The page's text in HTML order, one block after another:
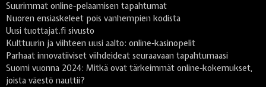
Suurimmat online-pelaamisen tapahtumat
Nuoren ensiaskeleet pois vanhempien kodista
Uusi tuottajat.fi sivusto
Kulttuurin ja viihteen uusi aalto: online-kasinopelit
Parhaat innovatiiviset viihdeideat seuraavaan tapahtumaasi
Suomi vuonna 2024: Mitkä ovat tärkeimmät online-kokemukset,
joista väestö nauttii?